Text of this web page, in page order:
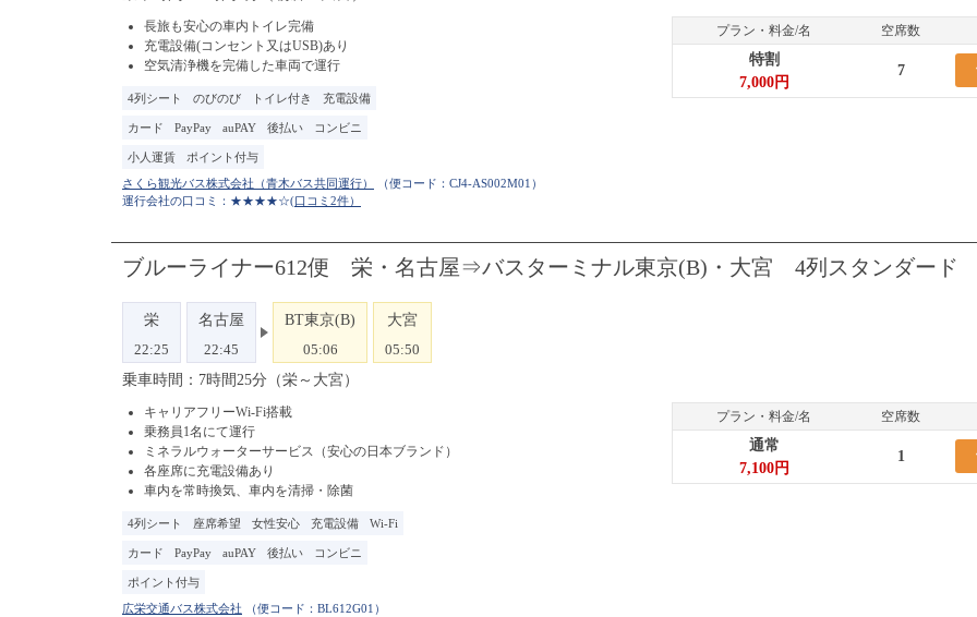
（便コード： CJ4-AS002M01 ）
運行会社の口コミ：★★★★☆(口コミ2件）
4列シート のびのび トイレ付き 充電設備
長旅も安心の車内トイレ完備
充電設備(コンセント又はUSB)あり
空気清浄機を完備した車両で運行
カード PayPay auPAY 後払い コンビニ
小人運賃 ポイント付与
プラン・料金/名 空席数
特割
7,000円
7
ブルーライナー612便 栄・名古屋⇒バスターミナル東京(B)・大宮 4列スタンダード
（便コード： BL612G01 ）
栄
22:25
名古屋
22:45
BT東京(B)
05:06
大宮
05:50
乗車時間：7時間25分（栄～大宮）
4列シート 座席希望 女性安心 充電設備 Wi-Fi
キャリアフリーWi-Fi搭載
乗務員1名にて運行
ミネラルウォーターサービス（安心の日本ブランド）
各座席に充電設備あり
車内を常時換気、車内を清掃・除菌
カード PayPay auPAY 後払い コンビニ
ポイント付与
プラン・料金/名 空席数
通常
7,100円
1